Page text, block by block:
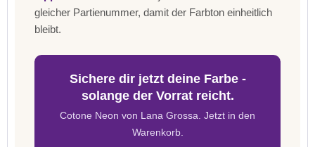
gleicher Partienummer, damit der Farbton einheitlich
bleibt.
Sichere dir jetzt deine Farbe -
solange der Vorrat reicht.
Cotone Neon von Lana Grossa. Jetzt in den
Warenkorb.